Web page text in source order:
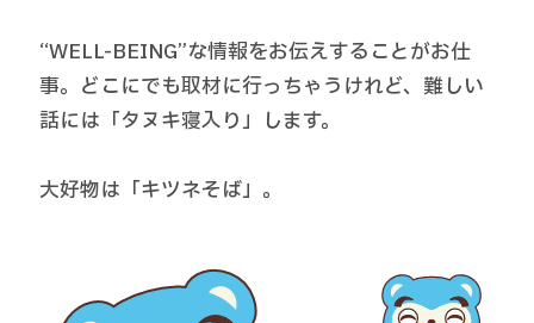
“WELL-BEING”な情報をお伝えすることがお仕
事。どこにでも取材に行っちゃうけれど、難しい
話には「タヌキ寝入り」します。
大好物は「キツネそば」。